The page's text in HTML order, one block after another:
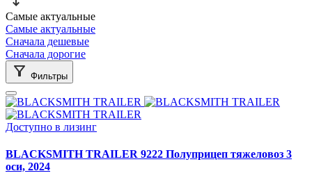
Самые актуальные
Самые актуальные
Сначала дешевые
Сначала дорогие
Фильтры
Доступно в лизинг
BLACKSMITH TRAILER 9222 Полуприцеп тяжеловоз 3
оси, 2024